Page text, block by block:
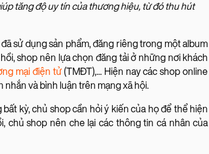
tăng độ uy tín của thương hiệu, từ đó thu hút
sử dụng sản phẩm, đăng riêng trong một album
shop nên lựa chọn đăng tải ở những nơi khách
mại điện tử(TMĐT),... Hiện nay các shop online
và bình luận trên mạng xã hội.
kỳ, chủ shop cần hỏi ý kiến của họ để thể hiện
chủ shop nên che lại các thông tin cá nhân của